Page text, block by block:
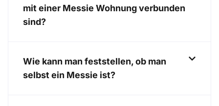
mit einer Messie Wohnung verbunden
sind?
Wie kann man feststellen, ob man
selbst ein Messie ist?